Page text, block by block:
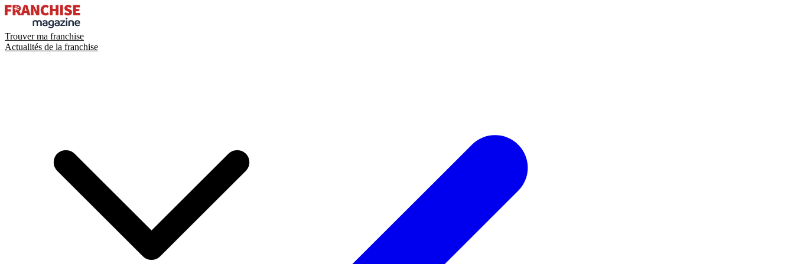
Trouver ma franchise
Actualités de la franchise